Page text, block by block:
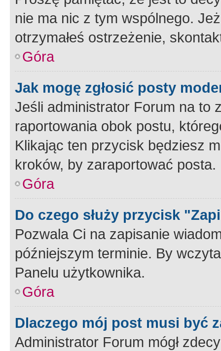
nie ma nic z tym wspólnego.
otrzymałeś ostrzeżenie,
Góra
Jak mogę zgłosić posty
Jeśli administrator Forum na to
raportowania obok postu,
Klikając ten przycisk będziesz
kroków, by zaraportować posta.
Góra
Do czego służy przycisk
Pozwala Ci na zapisanie
późniejszym terminie. By
Panelu użytkownika.
Góra
Dlaczego mój post musi być
Administrator Forum mógł